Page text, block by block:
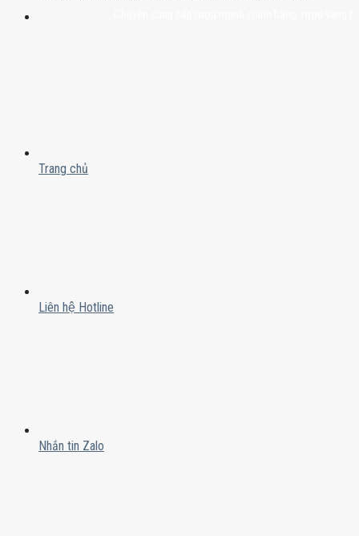
Trang chủ
Liên hệ Hotline
Nhắn tin Zalo